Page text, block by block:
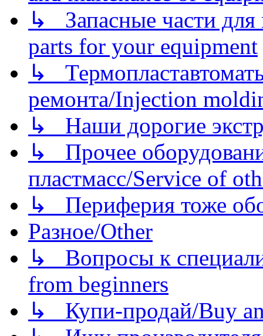
↳ Запасные части для
parts for your equipment
↳
ремонта/Injection
↳ Наши дорогие
↳ Прочее
пластмасс/Service of
↳ Периферия тоже
Разное/Other
↳ Вопросы к
from beginners
↳ Купи-продай/Buy